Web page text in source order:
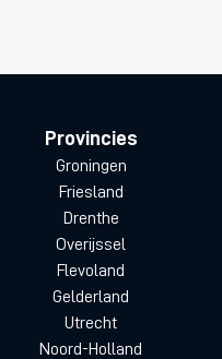
Provincies
Groningen
Friesland
Drenthe
Overijssel
Flevoland
Gelderland
Utrecht
Noord-Holland